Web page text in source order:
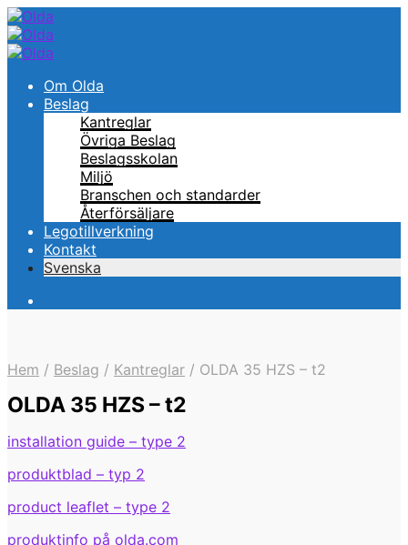
Om Olda
Beslag
Kantreglar
Övriga Beslag
Beslagsskolan
Miljö
Branschen och standarder
Återförsäljare
Legotillverkning
Kontakt
Svenska
Hem / Beslag / Kantreglar / OLDA 35 HZS – t2
OLDA 35 HZS – t2
installation guide – type 2
produktblad – typ 2
product leaflet – type 2
produktinfo på olda.com